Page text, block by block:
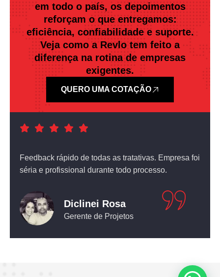
em todo o país, os depoimentos
reforçam o que entregamos:
eficiência, confiabilidade e suporte.
Veja como a Revlo tem feito a
diferença na rotina de empresas
exigentes.
QUERO UMA COTAÇÃO
Atendimento nota dez! O equipamento que comprei
não deixou nada a desejar.
Leticia Pediconi
Engenheira Civil